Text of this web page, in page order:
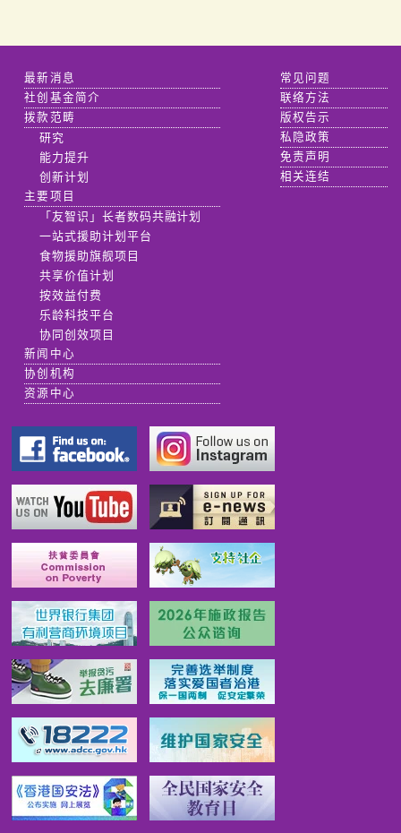
最新消息
社创基金简介
拨款范畴
研究
能力提升
创新计划
主要项目
「友智识」长者数码共融计划
一站式援助计划平台
食物援助旗舰项目
共享价值计划
按效益付费
乐龄科技平台
协同创效项目
新闻中心
协创机构
资源中心
常见问题
联络方法
版权告示
私隐政策
免责声明
相关连结